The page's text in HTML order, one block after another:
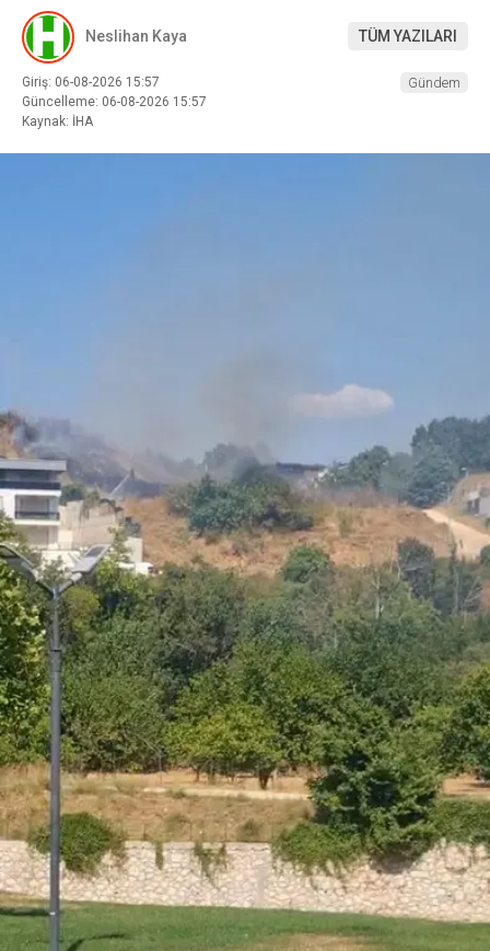
Neslihan Kaya TÜM YAZILARI
Giriş: 06-08-2026 15:57
Güncelleme: 06-08-2026 15:57
Kaynak: İHA
Gündem